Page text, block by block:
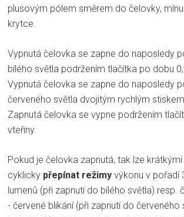
plusovým pólem směrem do čelovky,
krytce.
Vypnutá čelovka se zapne do naposledy
bílého světla podržením tlačítka po dobu
Vypnutá čelovka se zapne do naposledy
červeného světla dvojitým rychlým
Zapnutá čelovka se vypne podržením
vteřiny.
Pokud je čelovka zapnutá, tak lze
cyklicky přepínat režimy výkonu v pořadí
lumenů (při zapnutí do bílého světla) resp.
- červené blikání (při zapnutí do červeného